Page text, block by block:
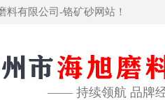
料有限公司-铬矿砂网站！
—— 持续领航 品牌